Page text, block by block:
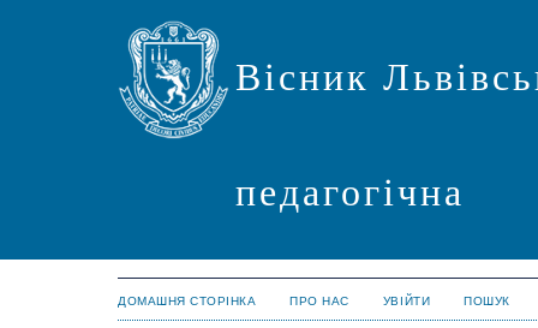
Вісник
педагогічна
ДОМАШНЯ СТОРІНКА ПРО НАС УВІЙТИ ПОШУК